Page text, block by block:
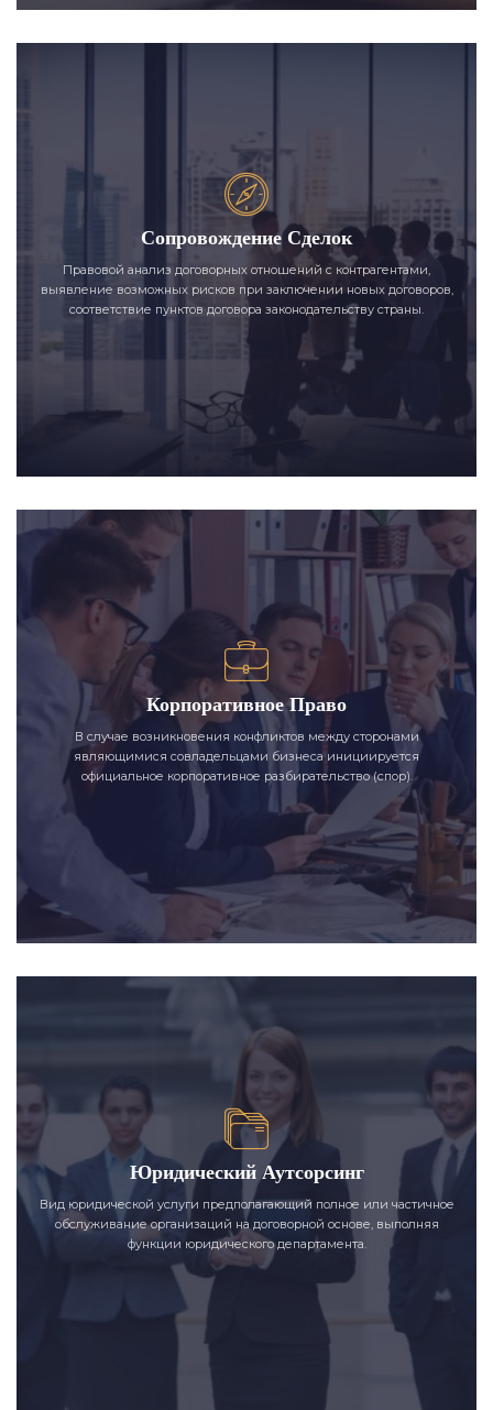
Сопровождение Сделок
Правовой анализ договорных отношений с контрагентами,
выявление возможных рисков при заключении новых договоров,
соответствие пунктов договора законодательству страны.
Корпоративное Право
В случае возникновения конфликтов между сторонами
являющимися совладельцами бизнеса инициируется
официальное корпоративное разбирательство (спор).
Юридический Аутсорсинг
Вид юридической услуги предполагающий полное или частичное
обслуживание организаций на договорной основе, выполняя
функции юридического департамента.